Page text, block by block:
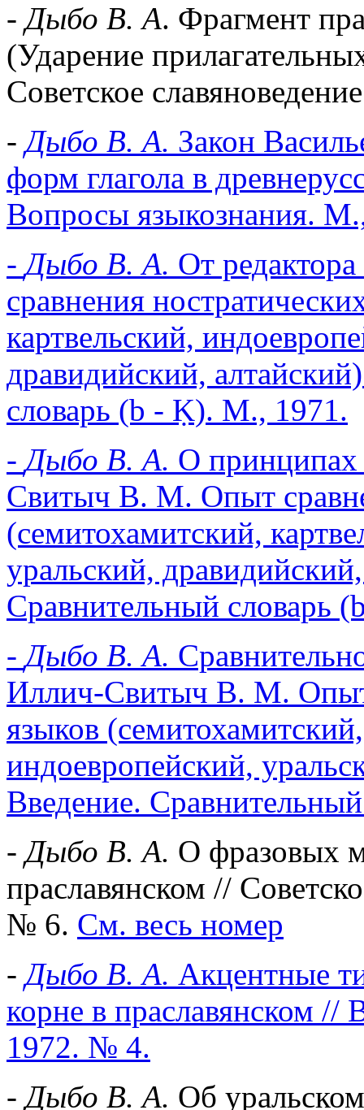
-Дыбо В. А. Фрагмент
(Ударение
Советское
-Дыбо В. А. Закон
форм глагола в
Вопросы языкознания.
-Дыбо В. А. От
сравнения
картвельский,
дравидийский,
словарь (b - Ḳ). М., 1971.
-Дыбо В. А. О принципах
Свитыч В. М. Опыт
(семитохамитский,
уральский,
Сравнительный словарь
-Дыбо В. А.
Иллич-Свитыч В. М. Опыт
языков
индоевропейский,
Введение.
-Дыбо В. А. О фразовых
праславянском //
№ 6. См. весь номер
-Дыбо В. А. Акцентные
корне в праславянском
1972. № 4.
-Дыбо В. А. Об